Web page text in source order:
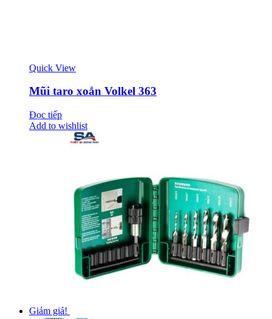
Quick View
Mũi taro xoắn Volkel 363
Đọc tiếp
Add to wishlist
Giảm giá!